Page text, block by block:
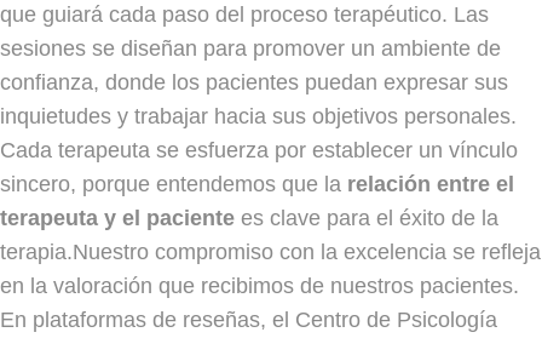
que guiará cada paso del proceso terapéutico. Las
sesiones se diseñan para promover un ambiente de
confianza, donde los pacientes puedan expresar sus
inquietudes y trabajar hacia sus objetivos personales.
Cada terapeuta se esfuerza por establecer un vínculo
sincero, porque entendemos que la relación entre el
terapeuta y el paciente es clave para el éxito de la
terapia.Nuestro compromiso con la excelencia se refleja
en la valoración que recibimos de nuestros pacientes.
En plataformas de reseñas, el Centro de Psicología